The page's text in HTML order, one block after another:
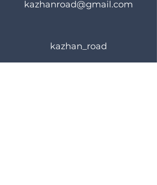
kazhanroad@gmail.com
kazhan_road